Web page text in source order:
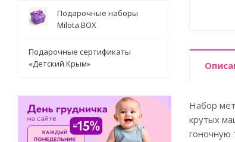
Набор
крутых
гоночную
Подарочные наборы
Milota BOX
Подарочные сертификаты
«Детский Крым»